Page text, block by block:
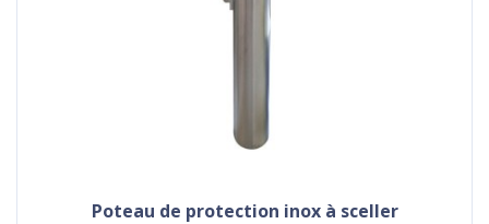
poteau de protection inox à sceller